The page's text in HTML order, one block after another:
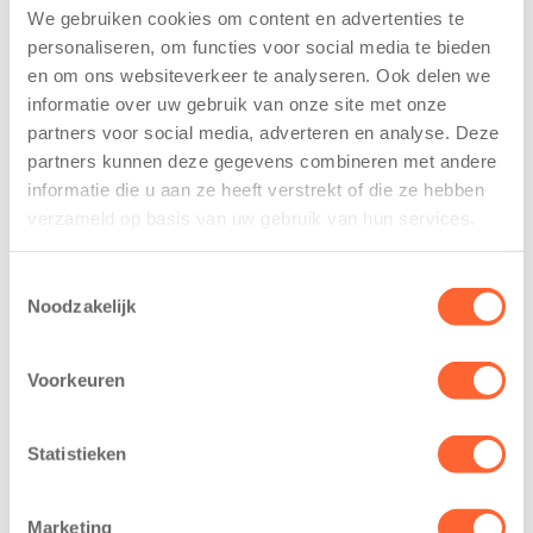
We gebruiken cookies om content en advertenties te
personaliseren, om functies voor social media te bieden
en om ons websiteverkeer te analyseren. Ook delen we
informatie over uw gebruik van onze site met onze
partners voor social media, adverteren en analyse. Deze
partners kunnen deze gegevens combineren met andere
informatie die u aan ze heeft verstrekt of die ze hebben
verzameld op basis van uw gebruik van hun services.
Noodzakelijk
Voorkeuren
Statistieken
Marketing
Avontuurlijke plek
Als kinderen groter worden, groeit ook de wereld om
hen heen. De peuteropvang De Earste Wjukslach is
een avontuurlijke plek, gericht op de ontwikkeling van
kinderen. Het is vooral een gezellige plaats om andere
speelgoed delen, op je beurt wachten en
Ons team bestaat uit enthousiaste en ervaren
pedagogisch professionals die ervoor zorgen dat elk
kind zich thuis voelt. Elke dag zetten zij zich met liefde
in om een vertrouwde omgeving te creëren, zodat elk